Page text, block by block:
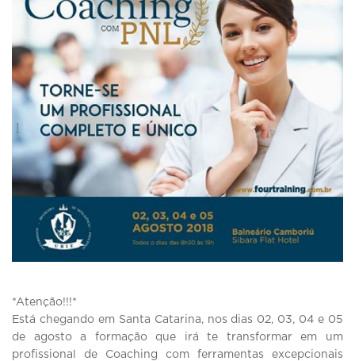
*Atenção!!!*
Está chegando em Santa Catarina, nos dias 02, 03, 04 e 05
de agosto a formação que irá te transformar em um
profissional de Coaching com ferramentas excepcionais